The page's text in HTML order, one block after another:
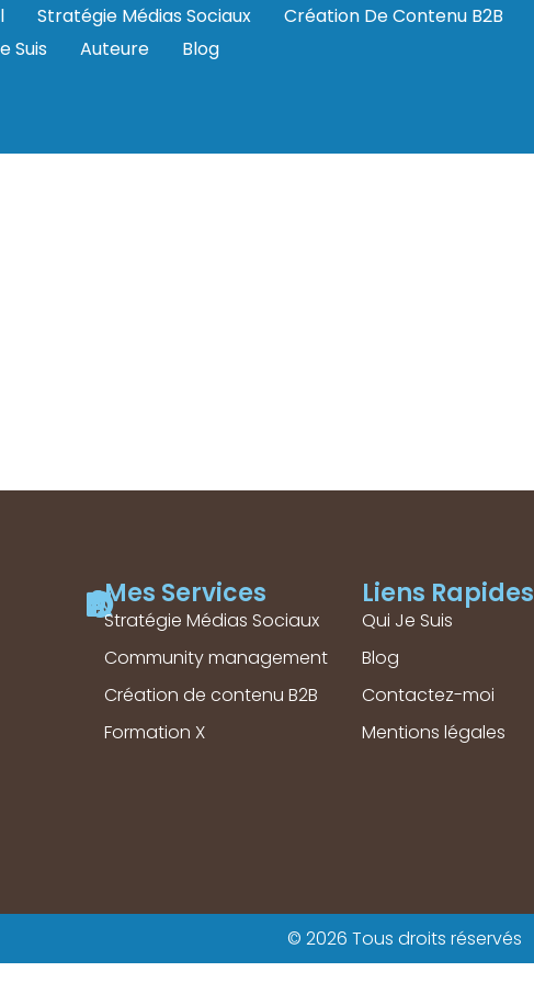
Stratégie Médias Sociaux Création De Contenu B2B
Suis
Auteure Blog
Mes Services
Stratégie Médias Sociaux
Community management
Création de contenu B2B
Formation X
Liens Rapides
Qui Je Suis
Blog
Contactez-moi
Mentions légales
© 2026 Tous droits réservés